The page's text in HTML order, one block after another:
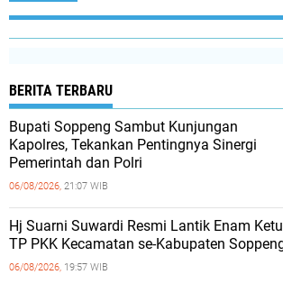
BERITA TERBARU
Bupati Soppeng Sambut Kunjungan
Kapolres, Tekankan Pentingnya Sinergi
Pemerintah dan Polri
06/08/2026, 21:07 WIB
Hj Suarni Suwardi Resmi Lantik Enam
TP PKK Kecamatan se-Kabupaten
06/08/2026, 19:57 WIB